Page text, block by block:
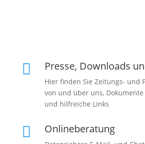
 Presse, Downloads
Hier finden Sie Zeitungs- und
von und über uns,
und hilfreiche Links
 Onlineberatung